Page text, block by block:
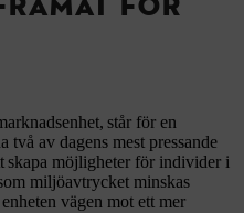
står för en
av dagens mest pressande
skapa möjligheter för individer i
miljöavtrycket minskas
vägen mot ett mer